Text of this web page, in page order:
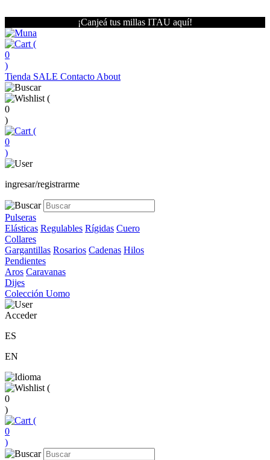
¡Canjeá tus millas ITAU aquí!
(
0
)
Tienda SALE Contacto About
(
0
)
(
0
)
ingresar/registrarme
Pulseras
Elásticas Regulables Rígidas Cuero
Collares
Gargantillas Rosarios Cadenas Hilos
Pendientes
Aros Caravanas
Dijes
Colección Uomo
Acceder
ES
EN
(
0
)
(
0
)